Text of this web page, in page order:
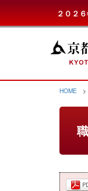
２０２
HOME >